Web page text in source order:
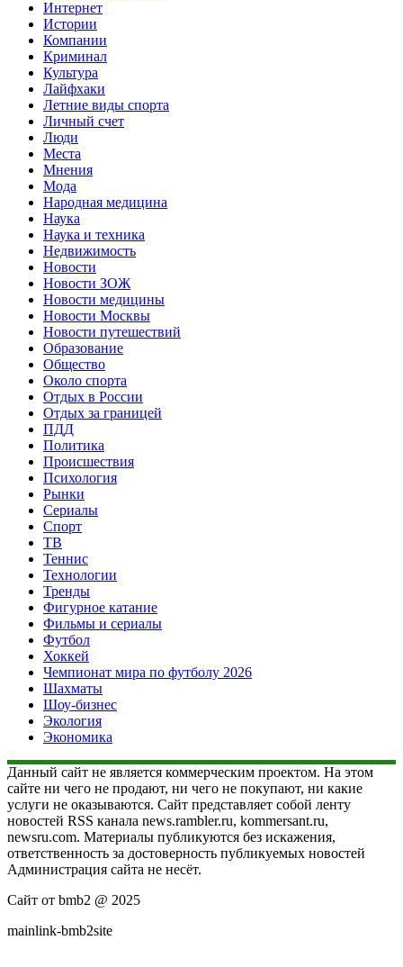
Интернет
Истории
Компании
Криминал
Культура
Лайфхаки
Летние виды спорта
Личный счет
Люди
Места
Мнения
Мода
Народная медицина
Наука
Наука и техника
Недвижимость
Новости
Новости ЗОЖ
Новости медицины
Новости Москвы
Новости путешествий
Образование
Общество
Около спорта
Отдых в России
Отдых за границей
ПДД
Политика
Происшествия
Психология
Рынки
Сериалы
Спорт
ТВ
Теннис
Технологии
Тренды
Фигурное катание
Фильмы и сериалы
Футбол
Хоккей
Чемпионат мира по футболу 2026
Шахматы
Шоу-бизнес
Экология
Экономика
Данный сайт не является коммерческим проектом. На этом
сайте ни чего не продают, ни чего не покупают, ни какие
услуги не оказываются. Сайт представляет собой ленту
новостей RSS канала news.rambler.ru, kommersant.ru,
newsru.com. Материалы публикуются без искажения,
ответственность за достоверность публикуемых новостей
Администрация сайта не несёт.
Сайт от bmb2 @ 2025
mainlink-bmb2site